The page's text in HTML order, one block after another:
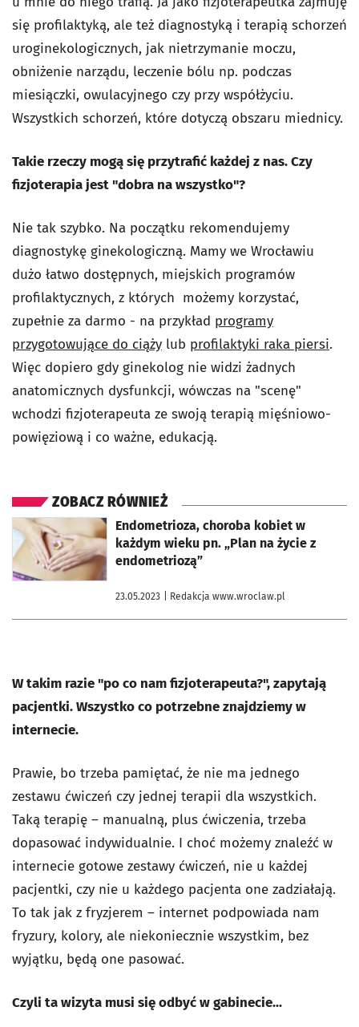
się profilaktyką, ale też diagnostyką i terapią schorzeń
uroginekologicznych, jak nietrzymanie moczu,
obniżenie narządu, leczenie bólu np. podczas
miesiączki, owulacyjnego czy przy współżyciu.
Wszystkich schorzeń, które dotyczą obszaru miednicy.
Takie rzeczy mogą się przytrafić każdej z nas. Czy
fizjoterapia jest "dobra na wszystko"?
Nie tak szybko. Na początku rekomendujemy
diagnostykę ginekologiczną. Mamy we Wrocławiu
dużo łatwo dostępnych, miejskich programów
profilaktycznych, z których możemy korzystać,
zupełnie za darmo - na przykład programy
przygotowujące do ciąży lub profilaktyki raka piersi.
Więc dopiero gdy ginekolog nie widzi żadnych
anatomicznych dysfunkcji, wówczas na "scenę"
wchodzi fizjoterapeuta ze swoją terapią mięśniowo-
powięziową i co ważne, edukacją.
ZOBACZ RÓWNIEŻ
Endometrioza, choroba kobiet w
każdym wieku pn. „Plan na życie z
endometriozą”
23.05.2023 | Redakcja www.wroclaw.pl
otworzy się w nowej karcie
W takim razie "po co nam fizjoterapeuta?", zapytają
pacjentki. Wszystko co potrzebne znajdziemy w
internecie.
Prawie, bo trzeba pamiętać, że nie ma jednego
zestawu ćwiczeń czy jednej terapii dla wszystkich.
Taką terapię – manualną, plus ćwiczenia, trzeba
dopasować indywidualnie. I choć możemy znaleźć w
internecie gotowe zestawy ćwiczeń, nie u każdej
pacjentki, czy nie u każdego pacjenta one zadziałają.
To tak jak z fryzjerem – internet podpowiada nam
fryzury, kolory, ale niekoniecznie wszystkim, bez
wyjątku, będą one pasować.
Czyli ta wizyta musi się odbyć w gabinecie...